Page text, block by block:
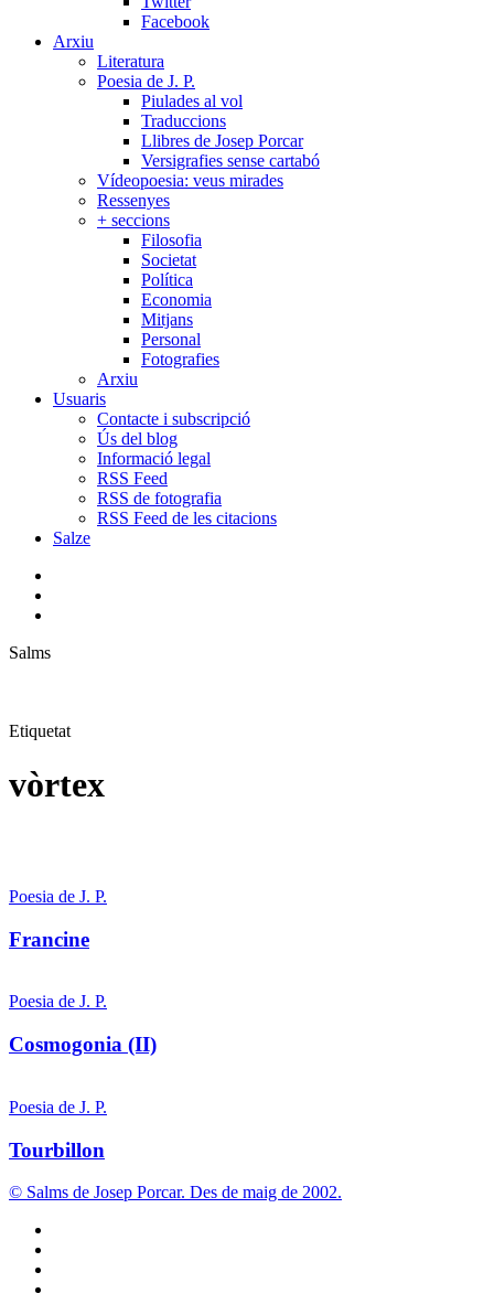
Facebook
Arxiu
Literatura
Poesia de J. P.
Piulades al vol
Traduccions
Llibres de Josep Porcar
Versigrafies sense cartabó
Vídeopoesia: veus mirades
Ressenyes
+ seccions
Filosofia
Societat
Política
Economia
Mitjans
Personal
Fotografies
Arxiu
Usuaris
Contacte i subscripció
Ús del blog
Informació legal
RSS Feed
RSS de fotografia
RSS Feed de les citacions
Salze
Salms
Etiquetat
vòrtex
Poesia de J. P.
Francine
(II)
Poesia de J. P.
Cosmogonia (II)
Poesia de J. P.
Tourbillon
© Salms de Josep Porcar. Des de maig de 2002.